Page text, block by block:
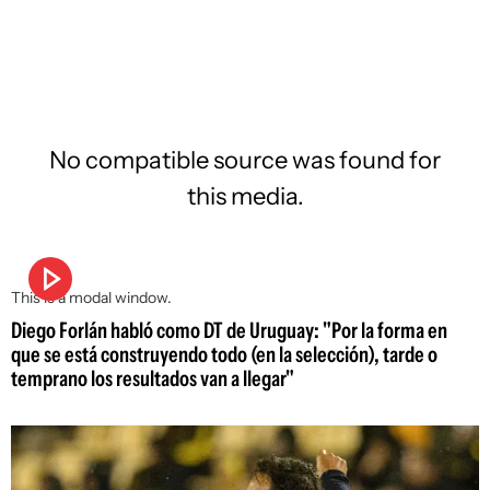
This is a modal window.
No compatible source was found for
this media.
Diego Forlán habló como DT de Uruguay: "Por la forma en
que se está construyendo todo (en la selección), tarde o
temprano los resultados van a llegar"